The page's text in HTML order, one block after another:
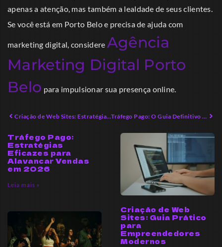
apenas a atenção, mas também a lealdade de seus clientes.
Se você está em Porto Belo e precisa de ajuda com
marketing digital, considere Agência
Marketing Digital Porto
Belo para impulsionar sua presença online.
Criação de Web Sites: Estratégias Avançadas para Empreendedores Digitais Tráfego Pago: O Guia Definitivo para Iniciantes
Tráfego Pago:
Estratégias
Eficazes para
Alavancar Vendas
em 2026
Leia mais »
Criação de Web
Sites: Guia Prático
para
Empreendedores
Modernos